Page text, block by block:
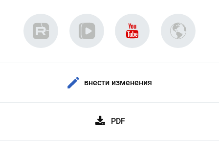
внести изменения
PDF